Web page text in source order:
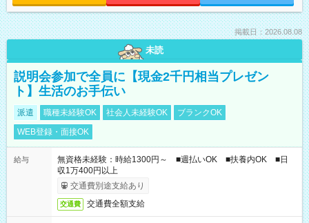
掲載日：2026.08.08
未読
説明会参加で全員に【現金2千円相当プレゼン
ト】生活のお手伝い
派遣 職種未経験OK 社会人未経験OK
ブランクOK
WEB登録・面接OK
給与
無資格未経験：時給1300円～ ■週払いOK ■扶養内OK ■日
収1万400円以上
交通費別途支給あり
交通費 交通費全額支給